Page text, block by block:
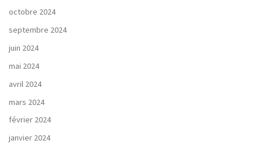
octobre 2024
septembre 2024
juin 2024
mai 2024
avril 2024
mars 2024
février 2024
janvier 2024